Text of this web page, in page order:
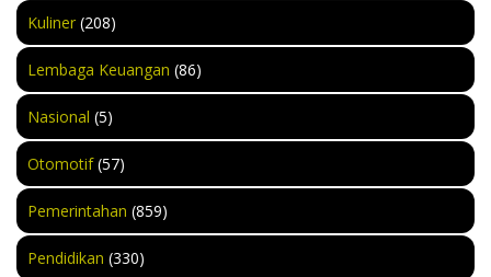
Kuliner (208)
Lembaga Keuangan (86)
Nasional (5)
Otomotif(57)
Pemerintahan (859)
Pendidikan (330)